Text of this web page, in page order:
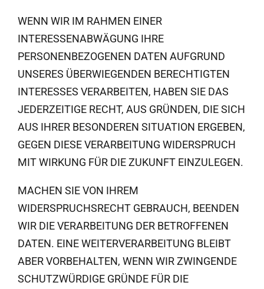
WENN WIR IM RAHMEN EINER
INTERESSENABWÄGUNG IHRE
PERSONENBEZOGENEN DATEN AUFGRUND
UNSERES ÜBERWIEGENDEN BERECHTIGTEN
INTERESSES VERARBEITEN, HABEN SIE DAS
JEDERZEITIGE RECHT, AUS GRÜNDEN, DIE SICH
AUS IHRER BESONDEREN SITUATION ERGEBEN,
GEGEN DIESE VERARBEITUNG WIDERSPRUCH
MIT WIRKUNG FÜR DIE ZUKUNFT EINZULEGEN.
MACHEN SIE VON IHREM
WIDERSPRUCHSRECHT GEBRAUCH, BEENDEN
WIR DIE VERARBEITUNG DER BETROFFENEN
DATEN. EINE WEITERVERARBEITUNG BLEIBT
ABER VORBEHALTEN, WENN WIR ZWINGENDE
SCHUTZWÜRDIGE GRÜNDE FÜR DIE